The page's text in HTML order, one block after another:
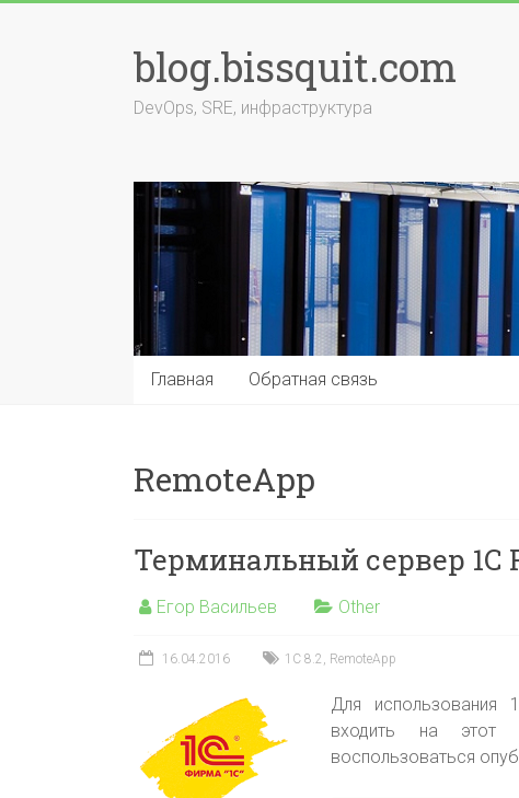
blog.bissquit.com
DevOps, SRE, инфраструктура
Главная Обратная связь
RemoteApp
Терминальный сервер 1С
Егор Васильев Other
16.04.2016 1С 8.2 , RemoteApp
Для использования
входить на этот
воспользоваться